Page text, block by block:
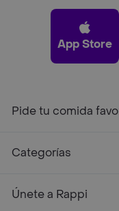
App Store
Pide tu comida
Categorías
Únete a Rappi